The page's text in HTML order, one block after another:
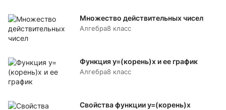
Множество действительных чисел
Алгебра8 класс
Функция у=(корень)х и ее график
Алгебра8 класс
Свойства функции у=(корень)х